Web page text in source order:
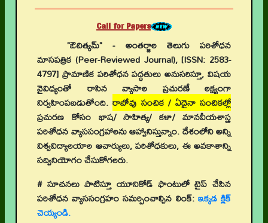
Call for Papers
"ఔచిత్యమ్" - అంతర్జాల తెలుగు పరిశోధన
మాసపత్రిక (Peer-Reviewed Journal), [ISSN: 2583-
4797] ప్రామాణిక పరిశోధన పద్ధతులు అనుసరిస్తూ, విషయ
వైవిధ్యంతో రాసిన వ్యాసాల ప్రచురణే లక్ష్యంగా
నిర్వహింపబడుతోంది.రాబోవు సంచిక / ఏదైనా సంచికల్లో
ప్రచురణ కోసం భాష/ సాహిత్య/ కళా/ మానవీయశాస్త్ర
పరిశోధన వ్యాససంగ్రహాలను ఆహ్వానిస్తున్నాం. దేశంలోని అన్ని
విశ్వవిద్యాలయాల ఆచార్యులు, పరిశోధకులు, ఈ అవకాశాన్ని
సద్వినియోగం చేసుకోగలరు.
# సూచనలు పాటిస్తూ యూనికోడ్ ఫాంటులో టైప్ చేసిన
పరిశోధన వ్యాససంగ్రహం సమర్పించాల్సిన లింక్: ఇక్కడ క్లిక్
చెయ్యండి.